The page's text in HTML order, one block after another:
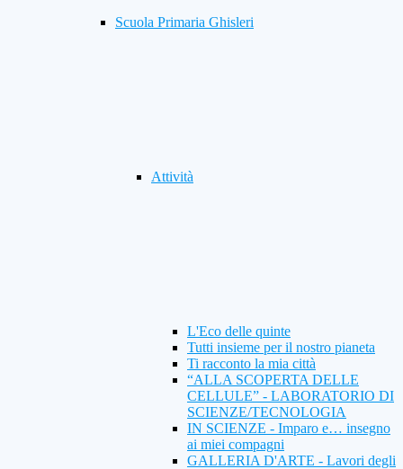
Scuola Primaria Ghisleri
Attività
L'Eco delle quinte
Tutti insieme per il nostro pianeta
Ti racconto la mia città
“ALLA SCOPERTA DELLE
CELLULE” - LABORATORIO DI
SCIENZE/TECNOLOGIA
IN SCIENZE - Imparo e… insegno
ai miei compagni
GALLERIA D'ARTE - Lavori degli